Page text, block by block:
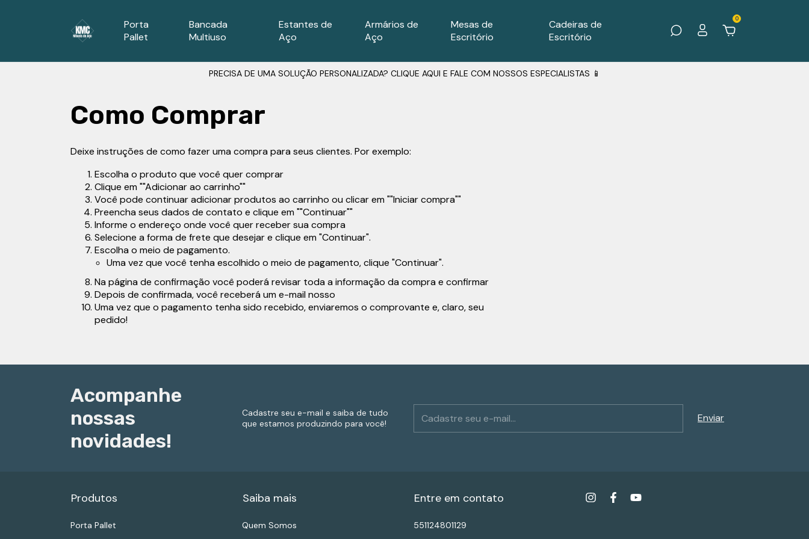
Porta
Pallet
Bancada
Multiuso
Estantes de
Aço
Armários de
Aço
Mesas de
Escritório
Cadeiras de
Escritório
0
PRECISA DE UMA SOLUÇÃO PERSONALIZADA? CLIQUE AQUI E FALE COM NOSSOS ESPECIALISTAS 📱
Como Comprar
Deixe instruções de como fazer uma compra para seus clientes. Por exemplo:
Escolha o produto que você quer comprar
Clique em ""Adicionar ao carrinho""
Você pode continuar adicionar produtos ao carrinho ou clicar em ""Iniciar compra""
Preencha seus dados de contato e clique em ""Continuar""
Informe o endereço onde você quer receber sua compra
Selecione a forma de frete que desejar e clique em "Continuar".
Escolha o meio de pagamento.
Uma vez que você tenha escolhido o meio de pagamento, clique "Continuar".
Na página de confirmação você poderá revisar toda a informação da compra e confirmar
Depois de confirmada, você receberá um e-mail nosso
Uma vez que o pagamento tenha sido recebido, enviaremos o comprovante e, claro, seu
pedido!
Acompanhe
nossas
novidades!
Cadastre seu e-mail e saiba de tudo
que estamos produzindo para você!
Produtos
Porta Pallet
Saiba mais
Quem Somos
Entre em contato
551124801129